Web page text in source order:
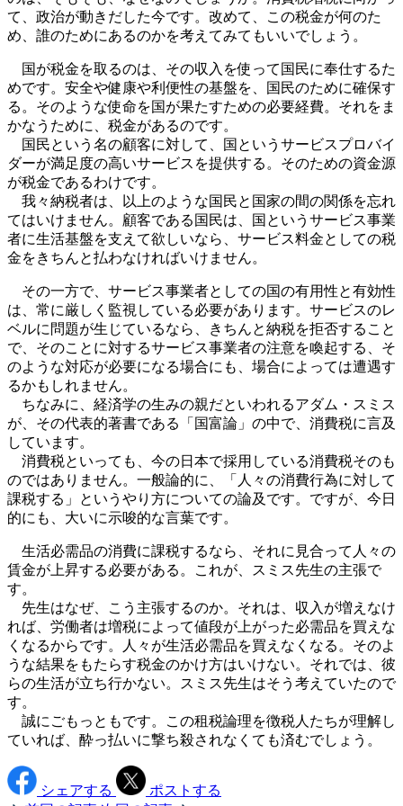
て、政治が動きだした今です。改めて、この税金が何のた
め、誰のためにあるのかを考えてみてもいいでしょう。
国が税金を取るのは、その収入を使って国民に奉仕するた
めです。安全や健康や利便性の基盤を、国民のために確保す
る。そのような使命を国が果たすための必要経費。それをま
かなうために、税金があるのです。
国民という名の顧客に対して、国というサービスプロバイ
ダーが満足度の高いサービスを提供する。そのための資金源
が税金であるわけです。
我々納税者は、以上のような国民と国家の間の関係を忘れ
てはいけません。顧客である国民は、国というサービス事業
者に生活基盤を支えて欲しいなら、サービス料金としての税
金をきちんと払わなければいけません。
その一方で、サービス事業者としての国の有用性と有効性
は、常に厳しく監視している必要があります。サービスのレ
ベルに問題が生じているなら、きちんと納税を拒否すること
で、そのことに対するサービス事業者の注意を喚起する、そ
のような対応が必要になる場合にも、場合によっては遭遇す
るかもしれません。
ちなみに、経済学の生みの親だといわれるアダム・スミス
が、その代表的著書である「国富論」の中で、消費税に言及
しています。
消費税といっても、今の日本で採用している消費税そのも
のではありません。一般論的に、「人々の消費行為に対して
課税する」というやり方についての論及です。ですが、今日
的にも、大いに示唆的な言葉です。
生活必需品の消費に課税するなら、それに見合って人々の
賃金が上昇する必要がある。これが、スミス先生の主張で
す。
先生はなぜ、こう主張するのか。それは、収入が増えなけ
れば、労働者は増税によって値段が上がった必需品を買えな
くなるからです。人々が生活必需品を買えなくなる。そのよ
うな結果をもたらす税金のかけ方はいけない。それでは、彼
らの生活が立ち行かない。スミス先生はそう考えていたので
す。
誠にごもっともです。この租税論理を徴税人たちが理解し
ていれば、酔っ払いに撃ち殺されなくても済むでしょう。
シェアする
ポストする